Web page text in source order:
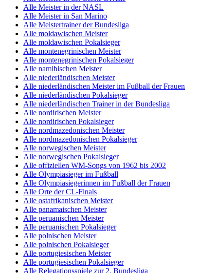
Alle Meister in der NASL
Alle Meister in San Marino
Alle Meistertrainer der Bundesliga
Alle moldawischen Meister
Alle moldawischen Pokalsieger
Alle montenegrinischen Meister
Alle montenegrinischen Pokalsieger
Alle namibischen Meister
Alle niederländischen Meister
Alle niederländischen Meister im Fußball der Frauen
Alle niederländischen Pokalsieger
Alle niederländischen Trainer in der Bundesliga
Alle nordirischen Meister
Alle nordirischen Pokalsieger
Alle nordmazedonischen Meister
Alle nordmazedonischen Pokalsieger
Alle norwegischen Meister
Alle norwegischen Pokalsieger
Alle offiziellen WM-Songs von 1962 bis 2002
Alle Olympiasieger im Fußball
Alle Olympiasiegerinnen im Fußball der Frauen
Alle Orte der CL-Finals
Alle ostafrikanischen Meister
Alle panamaischen Meister
Alle peruanischen Meister
Alle peruanischen Pokalsieger
Alle polnischen Meister
Alle polnischen Pokalsieger
Alle portugiesischen Meister
Alle portugiesischen Pokalsieger
Alle Relegationsspiele zur 2. Bundesliga